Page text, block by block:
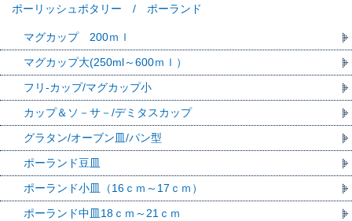
ポーリッシュポタリー / ポーランド
マグカップ 200ｍｌ
マグカップ大(250ml～600ｍｌ）
フリ-カップ/マグカップ小
カップ＆ソ－サ－/デミタスカップ
グラタン/オーブン皿/パン型
ポーランド豆皿
ポーランド小皿（16ｃｍ～17ｃｍ）
ポーランド中皿18ｃｍ～21ｃｍ